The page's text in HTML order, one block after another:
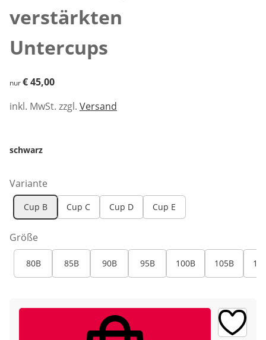
verstärkten
Untercups
€ 45,00
nur€ 45,00
inkl. MwSt. zzgl. Versand
schwarz
Variante
Cup B Cup C Cup D Cup E
Größe
80B 85B 90B 95B 100B 105B